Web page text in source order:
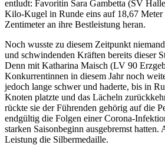
entludt: Favoritin Sara Gambetta (SV
Kilo-Kugel in Runde eins auf 18,67 Meter
Zentimeter an ihre Bestleistung heran.
Noch wusste zu diesem Zeitpunkt
und schwindenden Kräften bereits dieser
Denn mit Katharina Maisch (LV 90
Konkurrentinnen in diesem Jahr noch
jedoch lange schwer und haderte, bis in
Knoten platzte und das Lächeln
rückte sie der Führenden gehörig auf die
endgültig die Folgen einer Corona-
starken Saisonbeginn ausgebremst hatten.
Leistung die Silbermedaille.